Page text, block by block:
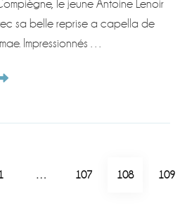
le jeune Antoine Lenoir
sa belle reprise a capella de
Impressionnés …
PAGE … PAGE
107 PAGE
108 PAGE
109